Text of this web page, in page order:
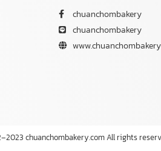
chuanchombakery
chuanchombakery
chuanchombakery.com All rights